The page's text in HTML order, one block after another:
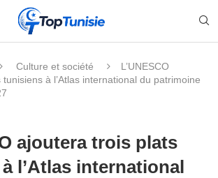
Culture et société
L’UNESCO
à l’Atlas international du patrimoine
ajoutera trois plats
l’Atlas international